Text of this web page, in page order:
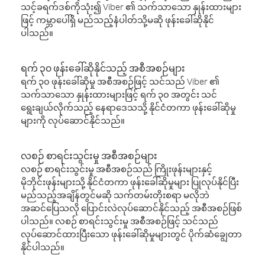
သင့်ခရက်ဒစ်ကိုသုံး၍ Viber ၏ သက်သာသော နှုန်းထားများ
ဖြင့် ကမ္ဘာပေါ်ရှိ မည်သည့်နံပါတ်သို့မဆို ဖုန်းခေါ်ဆိုနိုင်
ပါသည်။
ရက် ၃၀ ဖုန်းခေါ်ဆိုနိုင်သည့် အစီအစဉ်များ
ရက် ၃၀ ဖုန်းခေါ်ဆိုမှု အစီအစဉ်ဖြင့် သင်သည် Viber ၏
သက်သာသော နှုန်းထားများဖြင့် ရက် ၃၀ အတွင်း သင်
ရွေးချယ်လိုက်သည့် နေရာဒေသသို့ နိုင်ငံတကာ ဖုန်းခေါ်ဆိုမှု
များကို လုပ်ဆောင်နိုင်သည်။
လစဉ် စာရင်းသွင်းမှု အစီအစဉ်များ
လစဉ် စာရင်းသွင်းမှု အစီအစဉ်သည် ကြိုးဖုန်းများနှင့်
မိုဘိုင်းဖုန်းများသို့ နိုင်ငံတကာ ဖုန်းခေါ်ဆိုမှုများ ပြုလုပ်နိုင်ပြီး
မည်သည့်အချိန်တွင်မဆို သက်တမ်းတိုးစရာ မလိုဘဲ
အဆင်ပြေသလို ပြောင်းလဲလုပ်ဆောင်နိုင်သည့် အစီအစဉ်ဖြစ်
ပါသည်။ လစဉ် စာရင်းသွင်းမှု အစီအစဉ်ဖြင့် သင်သည်
လုပ်ဆောင်ထားပြီးသော ဖုန်းခေါ်ဆိုမှုများတွင် ပိုက်ဆံချွေတာ
နိုင်ပါသည်။